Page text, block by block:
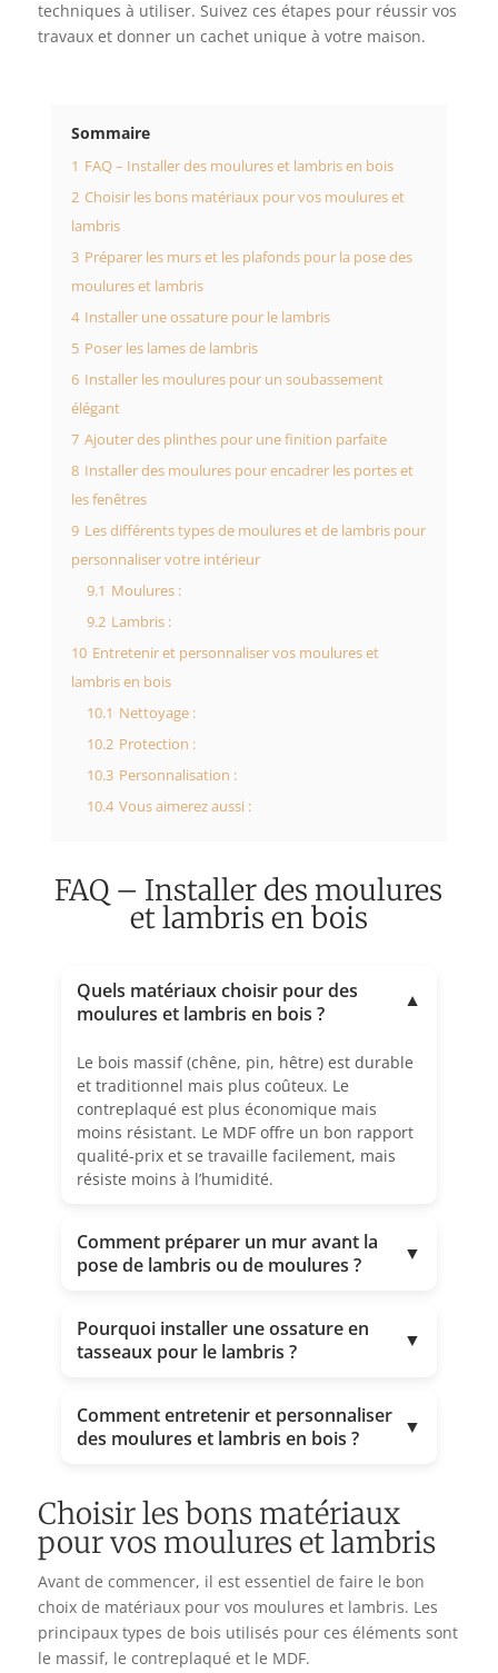
techniques à utiliser. Suivez ces étapes pour réussir vos
travaux et donner un cachet unique à votre maison.
Sommaire
1 FAQ – Installer des moulures et lambris en bois
2 Choisir les bons matériaux pour vos moulures et
lambris
3 Préparer les murs et les plafonds pour la pose des
moulures et lambris
4 Installer une ossature pour le lambris
5 Poser les lames de lambris
6 Installer les moulures pour un soubassement
élégant
7 Ajouter des plinthes pour une finition parfaite
8 Installer des moulures pour encadrer les portes et
les fenêtres
9 Les différents types de moulures et de lambris pour
personnaliser votre intérieur
9.1 Moulures :
9.2 Lambris :
10 Entretenir et personnaliser vos moulures et
lambris en bois
10.1 Nettoyage :
10.2 Protection :
10.3 Personnalisation :
10.4 Vous aimerez aussi :
FAQ – Installer des moulures
et lambris en bois
Quels matériaux choisir pour des
moulures et lambris en bois ?
▼
Le bois massif (chêne, pin, hêtre) est durable
et traditionnel mais plus coûteux. Le
contreplaqué est plus économique mais
moins résistant. Le MDF offre un bon rapport
qualité-prix et se travaille facilement, mais
résiste moins à l’humidité.
Comment préparer un mur avant la
pose de lambris ou de moulures ?
▼
Pourquoi installer une ossature en
tasseaux pour le lambris ?
▼
Comment entretenir et personnaliser
des moulures et lambris en bois ?
▼
Choisir les bons matériaux
pour vos moulures et lambris
Avant de commencer, il est essentiel de faire le bon
choix de matériaux pour vos moulures et lambris. Les
principaux types de bois utilisés pour ces éléments sont
le massif, le contreplaqué et le MDF.